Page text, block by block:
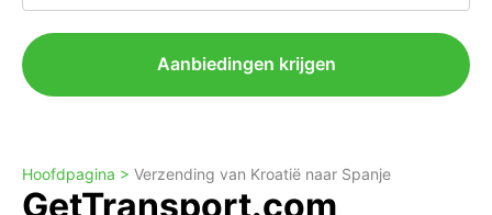
Aanbiedingen krijgen
Hoofdpagina > Verzending van Kroatië naar Spanje
GetTransport.com